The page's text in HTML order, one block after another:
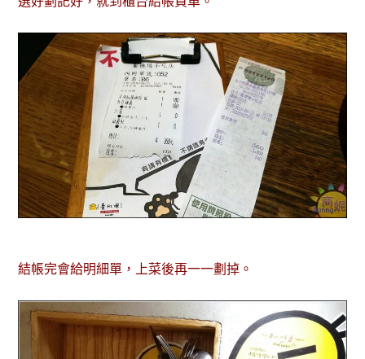
結帳完會給明細單，上菜後再一一劃掉。